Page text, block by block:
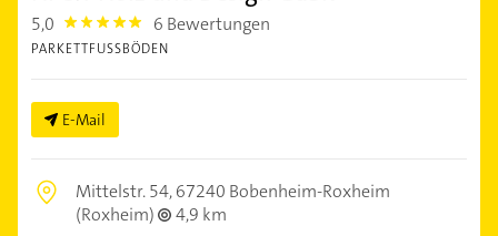
5,0 5.0 6 Bewertungen
PARKETTFUSSBÖDEN
E-Mail
Mittelstr. 54,67240 Bobenheim-Roxheim
(Roxheim)
4,9 km